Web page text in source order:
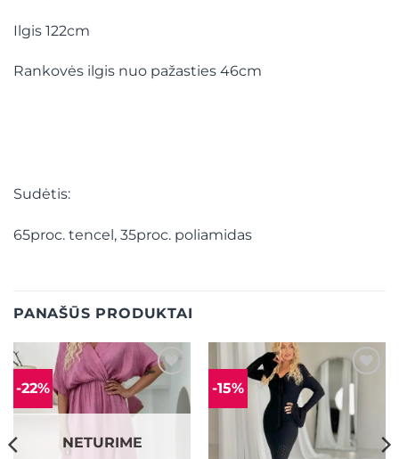
Ilgis 122cm
Rankovės ilgis nuo pažasties 46cm
Sudėtis:
65proc. tencel, 35proc. poliamidas
PANAŠŪS PRODUKTAI
-22% Mėgstamiausias
NETURIME
-15% Mėgstamiausias